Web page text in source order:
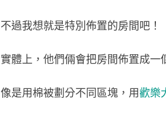
不過我想就是特別佈置的房間吧！
實體上，他們倆會把房間佈置成一
像是用棉被劃分不同區塊，用歡樂